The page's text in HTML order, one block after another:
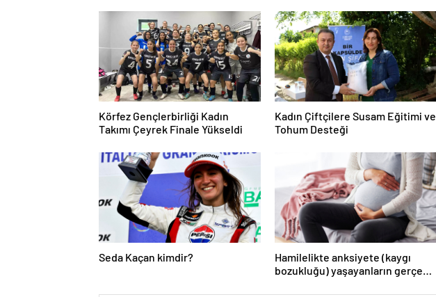
Körfez Gençlerbirliği Kadın
Takımı Çeyrek Finale Yükseldi
Kadın Çiftçilere Susam Eğitimi ve
Tohum Desteği
Seda Kaçan kimdir?
Hamilelikte anksiyete (kaygı
bozukluğu) yaşayanların gerçek